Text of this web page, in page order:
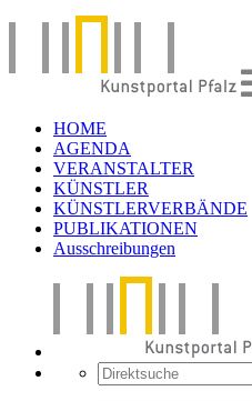
HOME
AGENDA
VERANSTALTER
KÜNSTLER
KÜNSTLERVERBÄNDE
PUBLIKATIONEN
Ausschreibungen